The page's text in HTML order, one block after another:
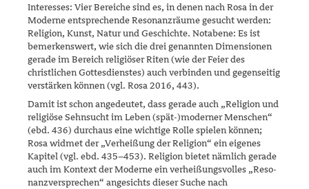
Inte­resses: Vier Bereiche sind es, in denen nach Rosa in der
Moderne ent­sprechende Resonanzräume gesucht werden:
Religion, Kunst, Natur und Geschichte. Notabene: Es ist
bemerkenswert, wie sich die drei genannten Dimensionen
gerade im Bereich religiöser Riten (wie der Feier des
christlichen Gottesdienstes) auch verbinden und gegenseitig
verstärken können (vgl. Rosa 2016, 443).
Damit ist schon angedeutet, dass gerade auch „Religion und
religiöse Sehnsucht im Leben (spät-)​moderner Menschen“
(ebd. 436) durchaus eine wichtige Rolle spielen können;
Rosa widmet der „Verheißung der Religion“ ein eigenes
Kapitel (vgl. ebd. 435–453). Religion bietet näm­lich gerade
auch im Kontext der Moderne ein ver­heißungsvolles „Reso­
nanzversprechen“ angesichts dieser Suche nach